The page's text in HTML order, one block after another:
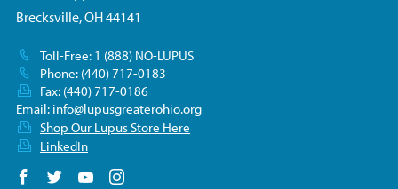
Brecksville, OH 44141
Toll-Free: 1 (888) NO-LUPUS
Phone: (440) 717-0183
Fax: (440) 717-0186
Email: info@lupusgreaterohio.org
Shop Our Lupus Store Here
LinkedIn
Follow us on Facebook
Follow us on Twitter
Follow us on YouTube